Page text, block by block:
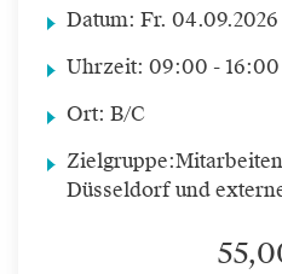
Datum: Fr. 04.09.2026
Uhrzeit: 09:00 -
Ort: B/C
Zielgruppe:
Düsseldorf und